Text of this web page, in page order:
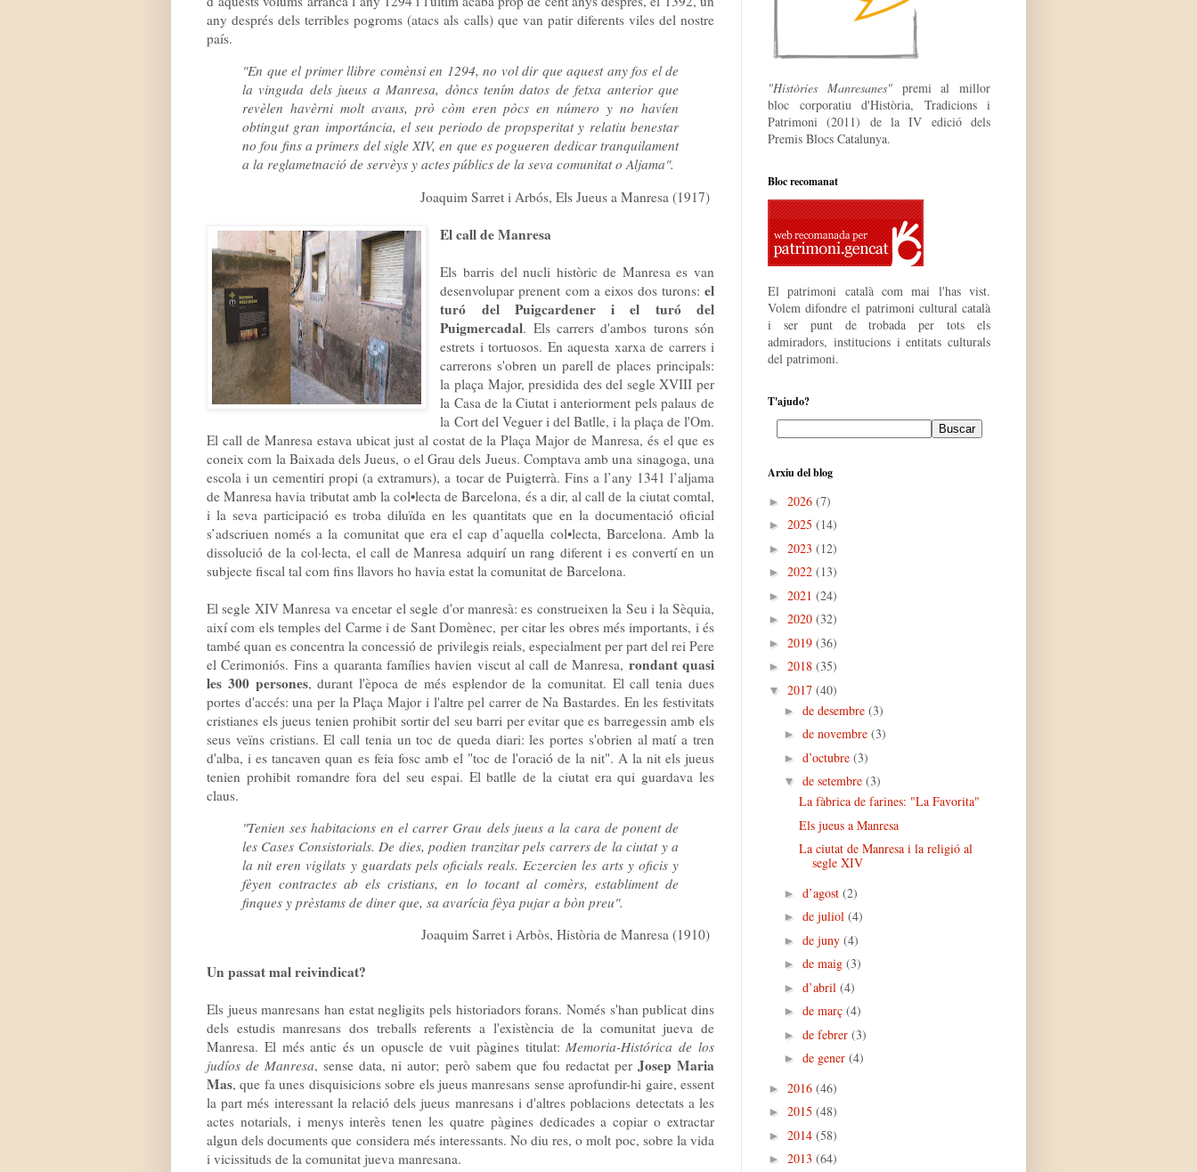
any després dels terribles pogroms (atacs als calls) que van patir diferents viles del nostre
país.
"En que el primer llibre comènsi en 1294, no vol dir que aquest any fos el de
la vinguda dels jueus a Manresa, dòncs tením datos de fetxa anterior que
revèlen havèrni molt avans, prò còm eren pòcs en número y no havíen
obtingut gran importáncia, el seu periodo de propsperitat y relatiu benestar
no fou fins a primers del sigle XIV, en que es pogueren dedicar tranquilament
a la reglametnació de servèys y actes públics de la seva comunitat o Aljama".
Joaquim Sarret i Arbós, Els Jueus a Manresa (1917)
El call de Manresa
Els barris del nucli històric de Manresa es van
desenvolupar prenent com a eixos dos turons: el
turó del Puigcardener i el turó del
Puigmercadal. Els carrers d'ambos turons són
estrets i tortuosos. En aquesta xarxa de carrers i
carrerons s'obren un parell de places principals:
la plaça Major, presidida des del segle XVIII per
la Casa de la Ciutat i anteriorment pels palaus de
la Cort del Veguer i del Batlle, i la plaça de l'Om.
El call de Manresa estava ubicat just al costat de la Plaça Major de Manresa, és el que es
coneix com la Baixada dels Jueus, o el Grau dels Jueus. Comptava amb una sinagoga, una
escola i un cementiri propi (a extramurs), a tocar de Puigterrà. Fins a l’any 1341 l’aljama
de Manresa havia tributat amb la col•lecta de Barcelona, és a dir, al call de la ciutat comtal,
i la seva participació es troba diluïda en les quantitats que en la documentació oficial
s’adscriuen només a la comunitat que era el cap d’aquella col•lecta, Barcelona. Amb la
dissolució de la col·lecta, el call de Manresa adquirí un rang diferent i es convertí en un
subjecte fiscal tal com fins llavors ho havia estat la comunitat de Barcelona.
El segle XIV Manresa va encetar el segle d'or manresà: es construeixen la Seu i la Sèquia,
així com els temples del Carme i de Sant Domènec, per citar les obres més importants, i és
també quan es concentra la concessió de privilegis reials, especialment per part del rei Pere
el Cerimoniós. Fins a quaranta famílies havien viscut al call de Manresa, rondant quasi
les 300 persones, durant l'època de més esplendor de la comunitat. El call tenia dues
portes d'accés: una per la Plaça Major i l'altre pel carrer de Na Bastardes. En les festivitats
cristianes els jueus tenien prohibit sortir del seu barri per evitar que es barregessin amb els
seus veïns cristians. El call tenia un toc de queda diari: les portes s'obrien al matí a tren
d'alba, i es tancaven quan es feia fosc amb el "toc de l'oració de la nit". A la nit els jueus
tenien prohibit romandre fora del seu espai. El batlle de la ciutat era qui guardava les
claus.
"Tenien ses habitacions en el carrer Grau dels jueus a la cara de ponent de
les Cases Consistorials. De dies, podien tranzitar pels carrers de la ciutat y a
la nit eren vigilats y guardats pels oficials reals. Eczercien les arts y oficis y
fèyen contractes ab els cristians, en lo tocant al comèrs, establiment de
finques y prèstams de diner que, sa avarícia fèya pujar a bòn preu".
Joaquim Sarret i Arbòs, Història de Manresa (1910)
Un passat mal reivindicat?
Els jueus manresans han estat negligits pels historiadors forans. Només s'han publicat dins
dels estudis manresans dos treballs referents a l'existència de la comunitat jueva de
Manresa. El més antic és un opuscle de vuit pàgines titulat:Memoria-Histórica de los
judíos de Manresa, sense data, ni autor; però sabem que fou redactat per Josep Maria
Mas, que fa unes disquisicions sobre els jueus manresans sense aprofundir-hi gaire, essent
la part més interessant la relació dels jueus manresans i d'altres poblacions detectats a les
actes notarials, i menys interès tenen les quatre pàgines dedicades a copiar o extractar
algun dels documents que considera més interessants. No diu res, o molt poc, sobre la vida
i vicissituds de la comunitat jueva manresana.
"Històries Manresanes"premi al millor
bloc corporatiu d'Història, Tradicions i
Patrimoni (2011) de la IV edició dels
Premis Blocs Catalunya.
Bloc recomanat
El patrimoni català com mai l'has vist.
Volem difondre el patrimoni cultural català
i ser punt de trobada per tots els
admiradors, institucions i entitats culturals
del patrimoni.
T'ajudo?
Arxiu del blog
► 2026 (7)
► 2025 (14)
► 2023 (12)
► 2022 (13)
► 2021 (24)
► 2020 (32)
► 2019 (36)
► 2018 (35)
▼ 2017 (40)
► de desembre (3)
► de novembre (3)
► d’octubre (3)
▼ de setembre (3)
La fàbrica de farines: "La Favorita"
Els jueus a Manresa
La ciutat de Manresa i la religió al
segle XIV
► d’agost (2)
► de juliol (4)
► de juny (4)
► de maig (3)
► d’abril (4)
► de març (4)
► de febrer (3)
► de gener (4)
► 2016 (46)
► 2015 (48)
► 2014 (58)
► 2013 (64)